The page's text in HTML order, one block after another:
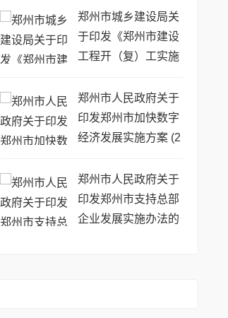
的通知
郑州市城乡建设局关
于印发《郑州市建设
工程开（复）工实施
郑州市人民政府关于
印发郑州市加快数字
经济发展实施方案 (2
知
郑州市人民政府关于
印发郑州市支持总部
企业发展实施办法的